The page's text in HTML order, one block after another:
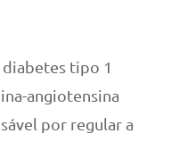
tipo 1
angiotensina
por regular a